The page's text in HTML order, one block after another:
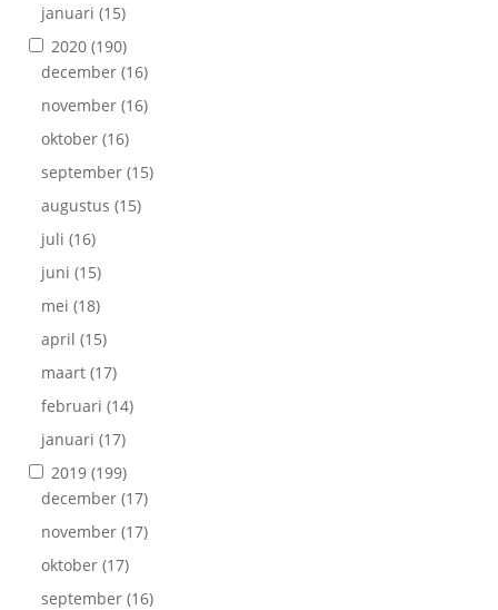
januari (15)
2020 (190)
december (16)
november (16)
oktober (16)
september (15)
augustus (15)
juli (16)
juni (15)
mei (18)
april (15)
maart (17)
februari (14)
januari (17)
2019 (199)
december (17)
november (17)
oktober (17)
september (16)